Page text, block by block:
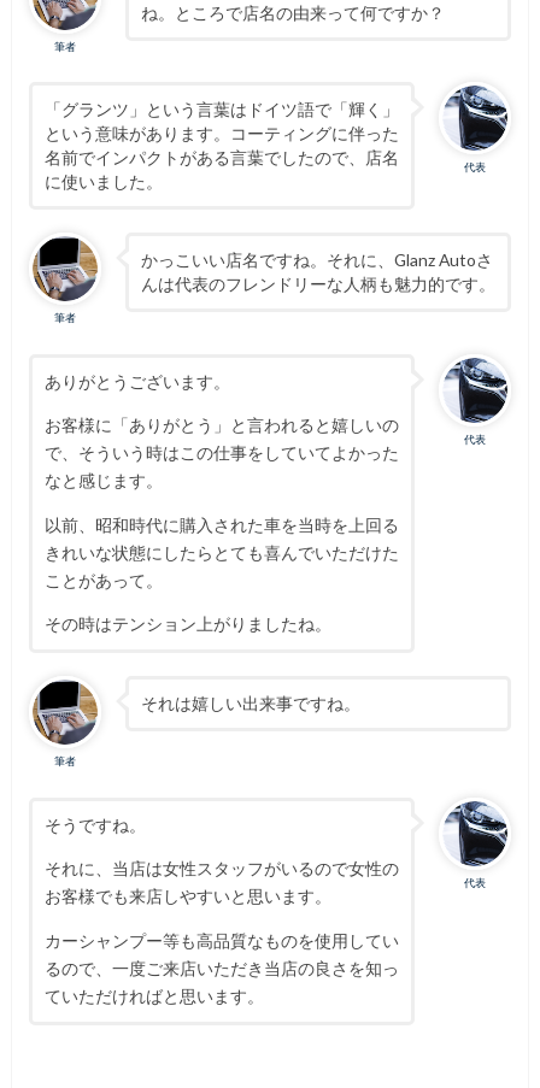
筆者
ね。ところで店名の由来って何ですか？
代表
「グランツ」という言葉はドイツ語で「輝く」
という意味があります。コーティングに伴った
名前でインパクトがある言葉でしたので、店名
に使いました。
筆者
かっこいい店名ですね。それに、Glanz Autoさ
んは代表のフレンドリーな人柄も魅力的です。
代表
ありがとうございます。
お客様に「ありがとう」と言われると嬉しいの
で、そういう時はこの仕事をしていてよかった
なと感じます。
以前、昭和時代に購入された車を当時を上回る
きれいな状態にしたらとても喜んでいただけた
ことがあって。
その時はテンション上がりましたね。
筆者
それは嬉しい出来事ですね。
代表
そうですね。
それに、当店は女性スタッフがいるので女性の
お客様でも来店しやすいと思います。
カーシャンプー等も高品質なものを使用してい
るので、一度ご来店いただき当店の良さを知っ
ていただければと思います。